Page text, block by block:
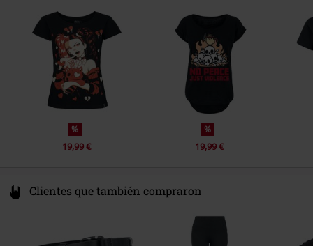
info@innocentclothingltd.com
%
19,99 €
%
19,99 €
Clientes que también compraron